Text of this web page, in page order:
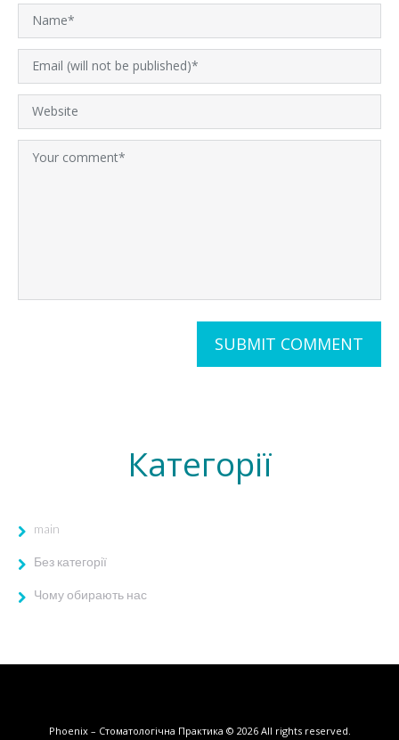
Категорії
main
Без категорії
Чому обирають нас
Phoenix – Стоматологічна Практика © 2026 All rights reserved.